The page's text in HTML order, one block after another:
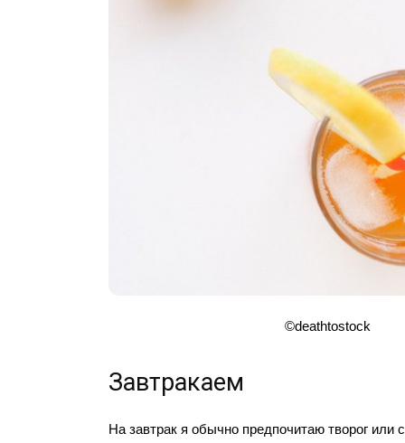
©deathtostock
Завтракаем
На завтрак я обычно предпочитаю творог или